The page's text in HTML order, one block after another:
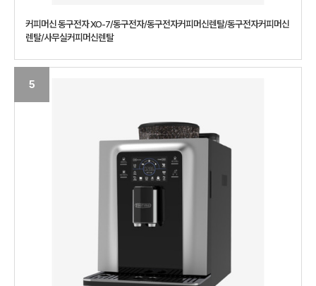
커피머신 동구전자 XO-7/동구전자/동구전자커피머신렌탈/동구전자커피머신
렌탈/사무실커피머신렌탈
5